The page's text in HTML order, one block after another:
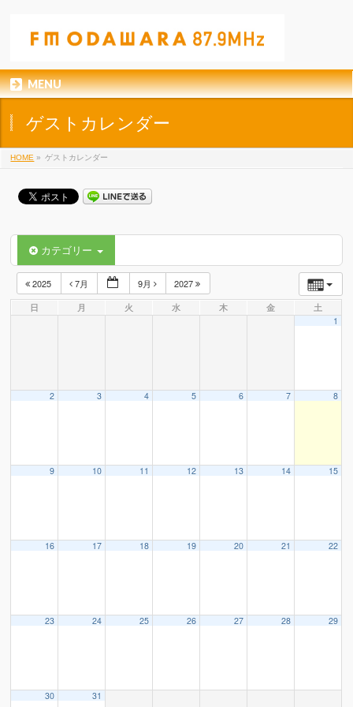
MENU
ゲストカレンダー
HOME » ゲストカレンダー
カテゴリー
2025 7月 9月
2027
日
月 火 水 木 金 土
1
2 3 4 5 6 7 8
9 10 11 12 13 14 15
16 17 18 19 20 21 22
23 24 25 26 27 28 29
30 31